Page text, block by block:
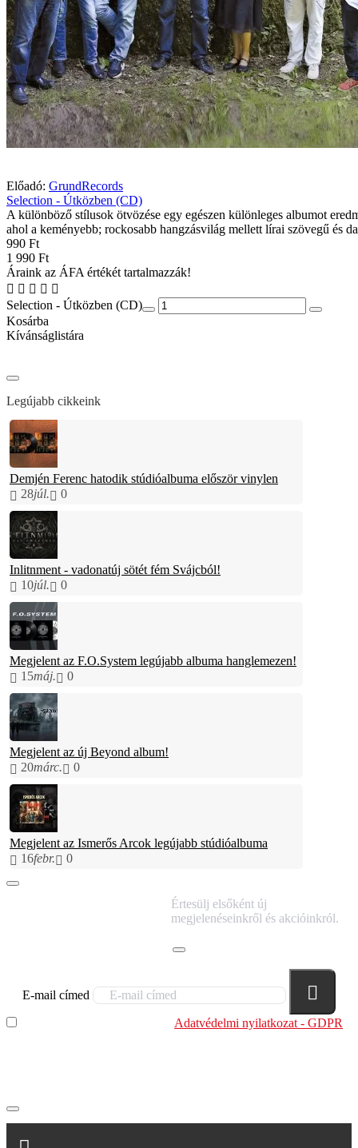
Előadó: GrundRecords
Selection - Útközben (CD)
A különböző stílusok ötvözése egy egészen különleges albumot
ahol a keményebb; rockosabb hangzásvilág mellett lírai szövegű és
990 Ft
1 990 Ft
Áraink az ÁFA értékét tartalmazzák!
Selection - Útközben (CD)
Kosárba
Kívánságlistára
Legújabb cikkeink
Demjén Ferenc hatodik stúdióalbuma először vinylen
28júl. 0
Inlitnment - vadonatúj sötét fém Svájcból!
10júl. 0
Megjelent az F.O.System legújabb albuma hanglemezen!
15máj. 0
Megjelent az új Beyond album!
20márc. 0
Megjelent az Ismerős Arcok legújabb stúdióalbuma
16febr. 0
Értesülj elsőként új
megjelenéseinkről és akcióinkról.
E-mail címed
Adatvédelmi nyilatkozat - GDPR